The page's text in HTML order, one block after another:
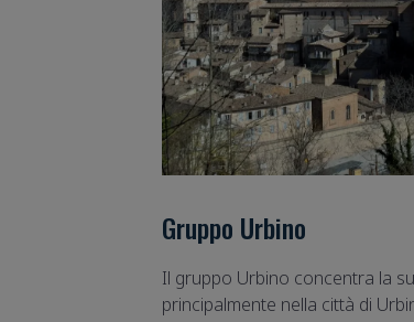
Gruppo Urbino
Il gruppo Urbino concentra la
principalmente nella città di